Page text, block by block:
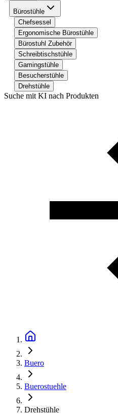
Bürostühle
Chefsessel
Ergonomische Bürostühle
Bürostuhl Zubehör
Schreibtischstühle
Gamingstühle
Besucherstühle
Drehstühle
Suche mit KI nach Produkten
Buero
Buerostuehle
Drehstühle